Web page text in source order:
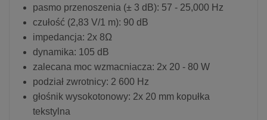
pasmo przenoszenia (± 3 dB): 57 - 25,000 Hz
czułość (2,83 V/1 m): 90 dB
impedancja: 2x 8Ω
dynamika: 105 dB
zalecana moc wzmacniacza: 2x 20 - 80 W
podział zwrotnicy: 2 600 Hz
głośnik wysokotonowy: 2x 20 mm kopułka
tekstylna